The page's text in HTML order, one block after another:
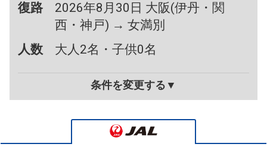
復路
2026年8月30日 大阪(伊丹・関
西・神戸) → 女満別
人数
大人2名・子供0名
条件を変更する▼